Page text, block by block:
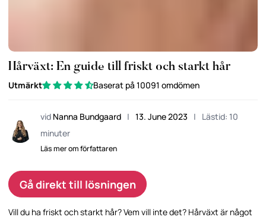
Hårväxt: En guide till friskt och starkt hår
Utmärkt Baserat på 10091 omdömen
vid Nanna Bundgaard | 13. June 2023 |
Lästid: 10
minuter
Läs mer om författaren
Gå direkt till lösningen
Vill du ha friskt och starkt hår? Vem vill inte det? Hårväxt är något